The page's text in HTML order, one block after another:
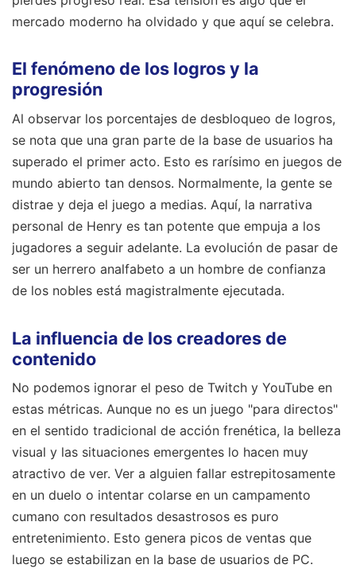
mercado moderno ha olvidado y que aquí se celebra.
El fenómeno de los logros y la
progresión
Al observar los porcentajes de desbloqueo de logros,
se nota que una gran parte de la base de usuarios ha
superado el primer acto. Esto es rarísimo en juegos de
mundo abierto tan densos. Normalmente, la gente se
distrae y deja el juego a medias. Aquí, la narrativa
personal de Henry es tan potente que empuja a los
jugadores a seguir adelante. La evolución de pasar de
ser un herrero analfabeto a un hombre de confianza
de los nobles está magistralmente ejecutada.
La influencia de los creadores de
contenido
No podemos ignorar el peso de Twitch y YouTube en
estas métricas. Aunque no es un juego "para directos"
en el sentido tradicional de acción frenética, la belleza
visual y las situaciones emergentes lo hacen muy
atractivo de ver. Ver a alguien fallar estrepitosamente
en un duelo o intentar colarse en un campamento
cumano con resultados desastrosos es puro
entretenimiento. Esto genera picos de ventas que
luego se estabilizan en la base de usuarios de PC.